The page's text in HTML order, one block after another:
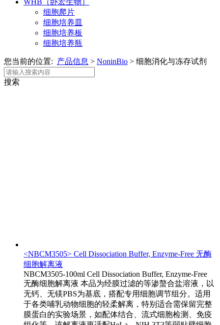
细胞爬片
细胞培养皿
细胞培养板
细胞培养瓶
您当前的位置: 产品信息 > NoninBio > 细胞消化与冻存试剂
搜索
<NBCM3505> Cell Dissociation Buffer, Enzyme-Free 无酶
细胞解离液
NBCM3505-100ml Cell Dissociation Buffer, Enzyme-Free
无酶细胞解离液 本品为经膜过滤的等渗螯合盐溶液，以
无钙、无镁PBS为基底，搭配专用细胞调节组分。适用
于各类哺乳动物细胞的轻柔解离，特别适合需保留完整
膜蛋白的实验场景，如配体结合、流式细胞检测、免疫